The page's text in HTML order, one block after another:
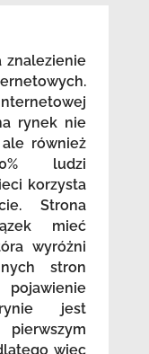
znalezienie
rynek nie
również
ludzi
korzysta
Strona
mieć
wyróżni
stron
pojawienie
jest
więc